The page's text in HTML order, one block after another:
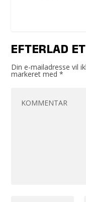
EFTERLAD
Din e-mailadresse vil
markeret med*